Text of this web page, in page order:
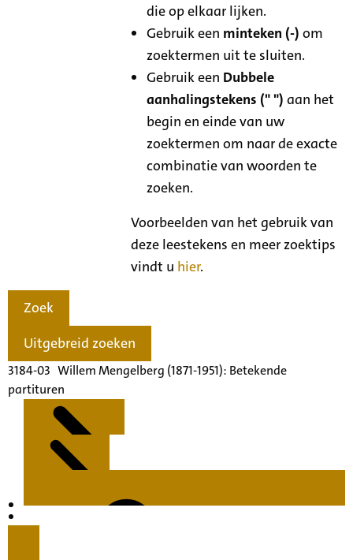
die op elkaar lijken.
Gebruik een minteken (-) om
zoektermen uit te sluiten.
Gebruik een Dubbele
aanhalingstekens (" ") aan het
begin en einde van uw
zoektermen om naar de exacte
combinatie van woorden te
zoeken.
Voorbeelden van het gebruik van
deze leestekens en meer zoektips
vindt u hier.
Zoek
Uitgebreid zoeken
3184-03 Willem Mengelberg (1871-1951): Betekende
partituren